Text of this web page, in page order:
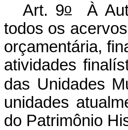
Art. 9oÀ
todos os
orçamentária,
atividades
das Unidades
unidades
do Patrimônio